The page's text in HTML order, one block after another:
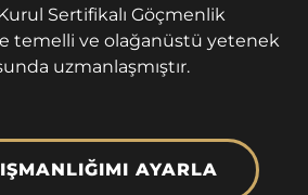
Sertifikalı Göçmenlik
temelli ve olağanüstü yetenek
uzmanlaşmıştır.
AYARLA